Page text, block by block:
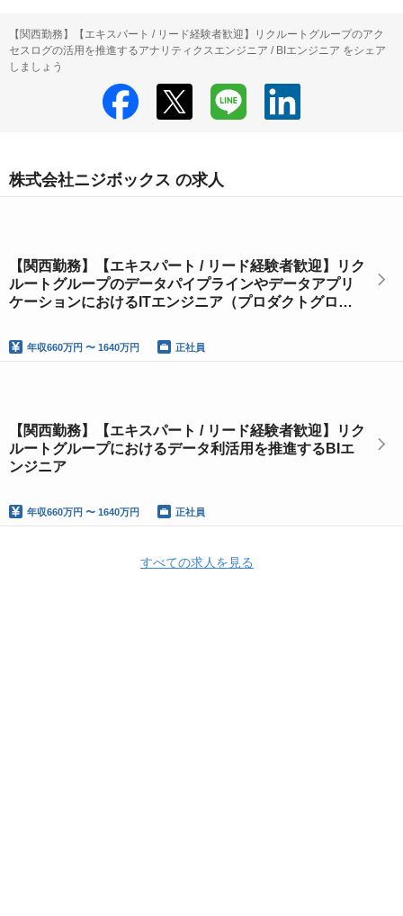
【関西勤務】【エキスパート / リード経験者歓迎】リクルートグループのアク
セスログの活用を推進するアナリティクスエンジニア / BIエンジニア をシェア
しましょう
株式会社ニジボックス の求人
【関西勤務】【エキスパート / リード経験者歓迎】リク
ルートグループのデータパイプラインやデータアプリ
ケーションにおけるITエンジニア（プロダクトグロー
年収660万円 〜 1640万円 正社員
【関西勤務】【エキスパート / リード経験者歓迎】リク
ルートグループにおけるデータ利活用を推進するBIエ
ンジニア
年収660万円 〜 1640万円 正社員
すべての求人を見る